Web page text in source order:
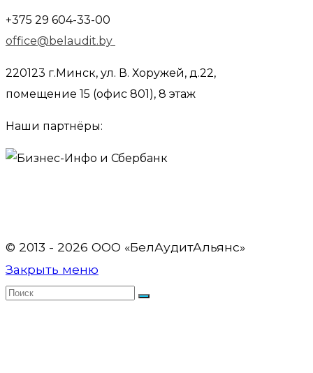
+375 29 604-33-00
office@belaudit.by
220123 г.Минск, ул. В. Хоружей, д.22,
помещение 15 (офис 801), 8 этаж
Наши партнёры:
© 2013 - 2026 OOO «БелАудитАльянс»
Закрыть меню